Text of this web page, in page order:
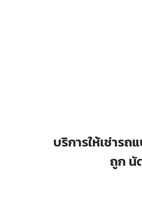
บริการให้เช่ารถ
ถูก นั